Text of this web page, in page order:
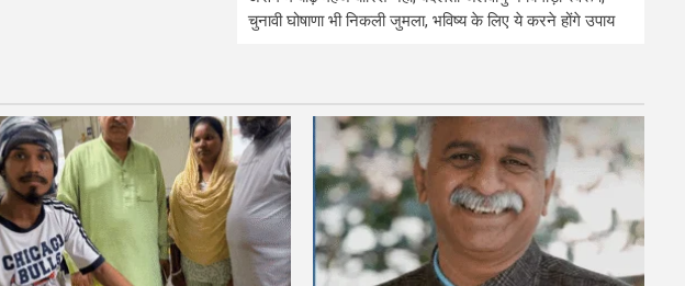
चुनावी घोषाणा भी निकली जुमला, भविष्य के लिए ये करने होंगे उपाय